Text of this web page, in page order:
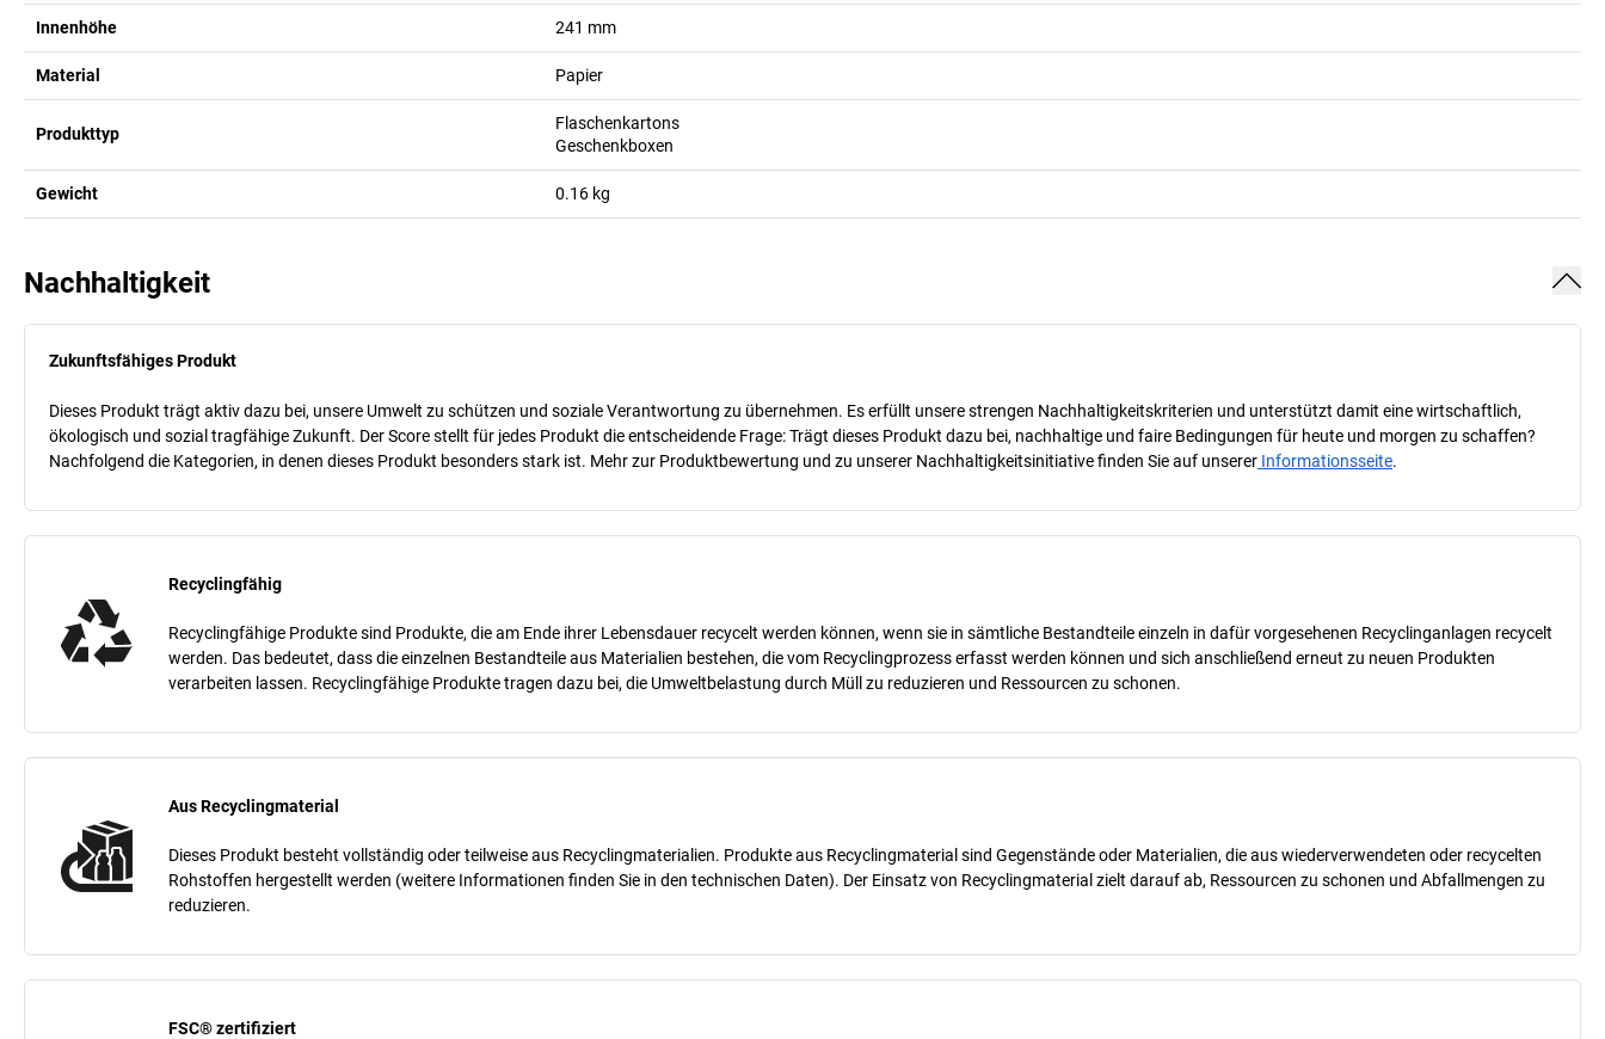
Innenhöhe 241 mm
Material Papier
Produkttyp
Flaschenkartons
Geschenkboxen
Gewicht 0.16 kg
Nachhaltigkeit
Zukunftsfähiges Produkt
Dieses Produkt trägt aktiv dazu bei, unsere Umwelt zu schützen und soziale Verantwortung zu übernehmen. Es erfüllt unsere strengen Nachhaltigkeitskriterien und unterstützt damit eine wirtschaftlich,
ökologisch und sozial tragfähige Zukunft. Der Score stellt für jedes Produkt die entscheidende Frage: Trägt dieses Produkt dazu bei, nachhaltige und faire Bedingungen für heute und morgen zu schaffen?
Nachfolgend die Kategorien, in denen dieses Produkt besonders stark ist. Mehr zur Produktbewertung und zu unserer Nachhaltigkeitsinitiative finden Sie auf unserer Informationsseite.
Recyclingfähig
Recyclingfähige Produkte sind Produkte, die am Ende ihrer Lebensdauer recycelt werden können, wenn sie in sämtliche Bestandteile einzeln in dafür vorgesehenen Recyclinganlagen recycelt
werden. Das bedeutet, dass die einzelnen Bestandteile aus Materialien bestehen, die vom Recyclingprozess erfasst werden können und sich anschließend erneut zu neuen Produkten
verarbeiten lassen. Recyclingfähige Produkte tragen dazu bei, die Umweltbelastung durch Müll zu reduzieren und Ressourcen zu schonen.
Aus Recyclingmaterial
Dieses Produkt besteht vollständig oder teilweise aus Recyclingmaterialien. Produkte aus Recyclingmaterial sind Gegenstände oder Materialien, die aus wiederverwendeten oder recycelten
Rohstoffen hergestellt werden (weitere Informationen finden Sie in den technischen Daten). Der Einsatz von Recyclingmaterial zielt darauf ab, Ressourcen zu schonen und Abfallmengen zu
reduzieren.
FSC® zertifiziert